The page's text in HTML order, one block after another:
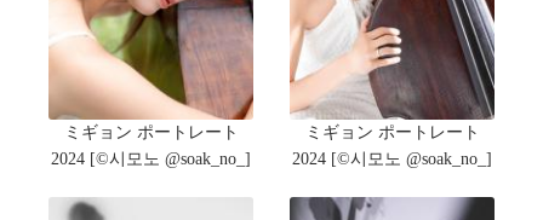
ミギョン ポートレート
2024 [©️시모노 @soak_no_]
ミギョン ポートレート
2024 [©️시모노 @soak_no_]